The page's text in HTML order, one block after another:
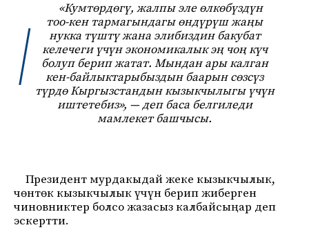
«Кумтөрдөгү, жалпы эле өлкөбүздүн
тоо-кен тармагындагы өндүрүш жаңы
нукка түштү жана элибиздин бакубат
келечеги үчүн экономикалык эң чоң күч
болуп берип жатат. Мындан ары калган
кен-байлыктарыбыздын баарын сөзсүз
түрдө Кыргызстандын кызыкчылыгы үчүн
иштетебиз», — деп баса белгиледи
мамлекет башчысы.
Президент мурдакыдай жеке кызыкчылык,
чөнтөк кызыкчылык үчүн берип жиберген
чиновниктер болсо жазасыз калбайсыңар деп
эскертти.